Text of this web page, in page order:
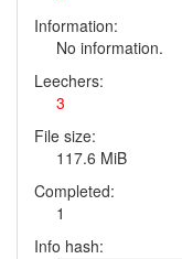
Information:
No information.
Leechers:
3
File size:
117.6 MiB
Completed:
1
Info hash: